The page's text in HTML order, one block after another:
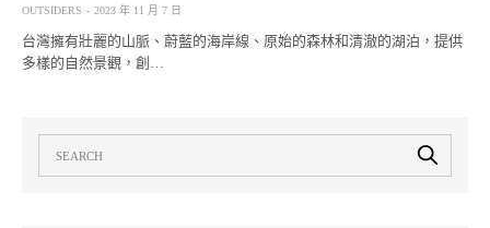
OUTSIDERS 2023 年 11 月 7 日
台灣擁有壯麗的山脈、蔚藍的海岸線、原始的森林和清澈的湖泊，提供
多樣的自然景觀，創…